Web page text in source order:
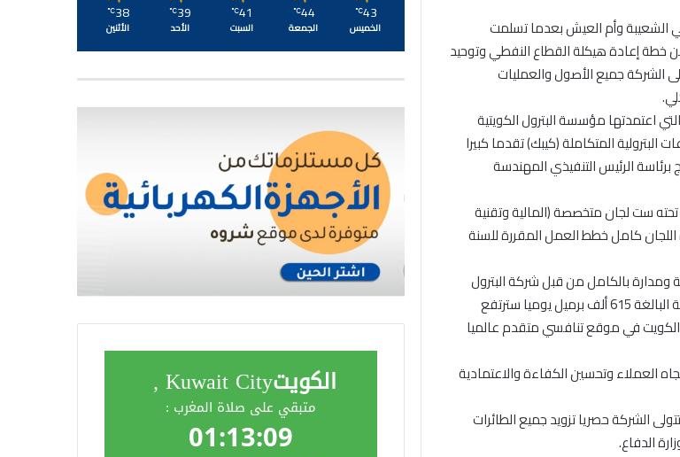
في الشعيبة وأم العيش بعدما تسلمت
من شركة ناقلات النفط ضمن خطة إعادة هيكلة القطاع النفطي وتوحيد
الشركة جميع الأصول والعمليات
اعتمدتها مؤسسة البترول الكويتية
البترولية المتكاملة (كيبك) تقدما كبيرا
برئاسة الرئيس التنفيذي المهندسة
ست لجان متخصصة (المالية وتقنية
اللجان كامل خطط العمل المقررة للسنة
بالكامل من قبل شركة البترول
الوطنية الكويتية ومع انضمام مصفاة الزور التابعة لـ(كيبك) ذات الطاقة التكريرية البالغة 615 ألف برميل يوميا سترتفع
برميل يوميا ما يضع دولة الكويت في موقع تنافسي متقدم عالميا
العملاء وتحسين الكفاءة والاعتمادية
الشركة حصريا تزويد جميع الطائرات
الدفاع.
43
℃
الخميس
44
℃
الجمعة
41
℃
السبت
39
℃
الأحد
38
℃
الأثنين